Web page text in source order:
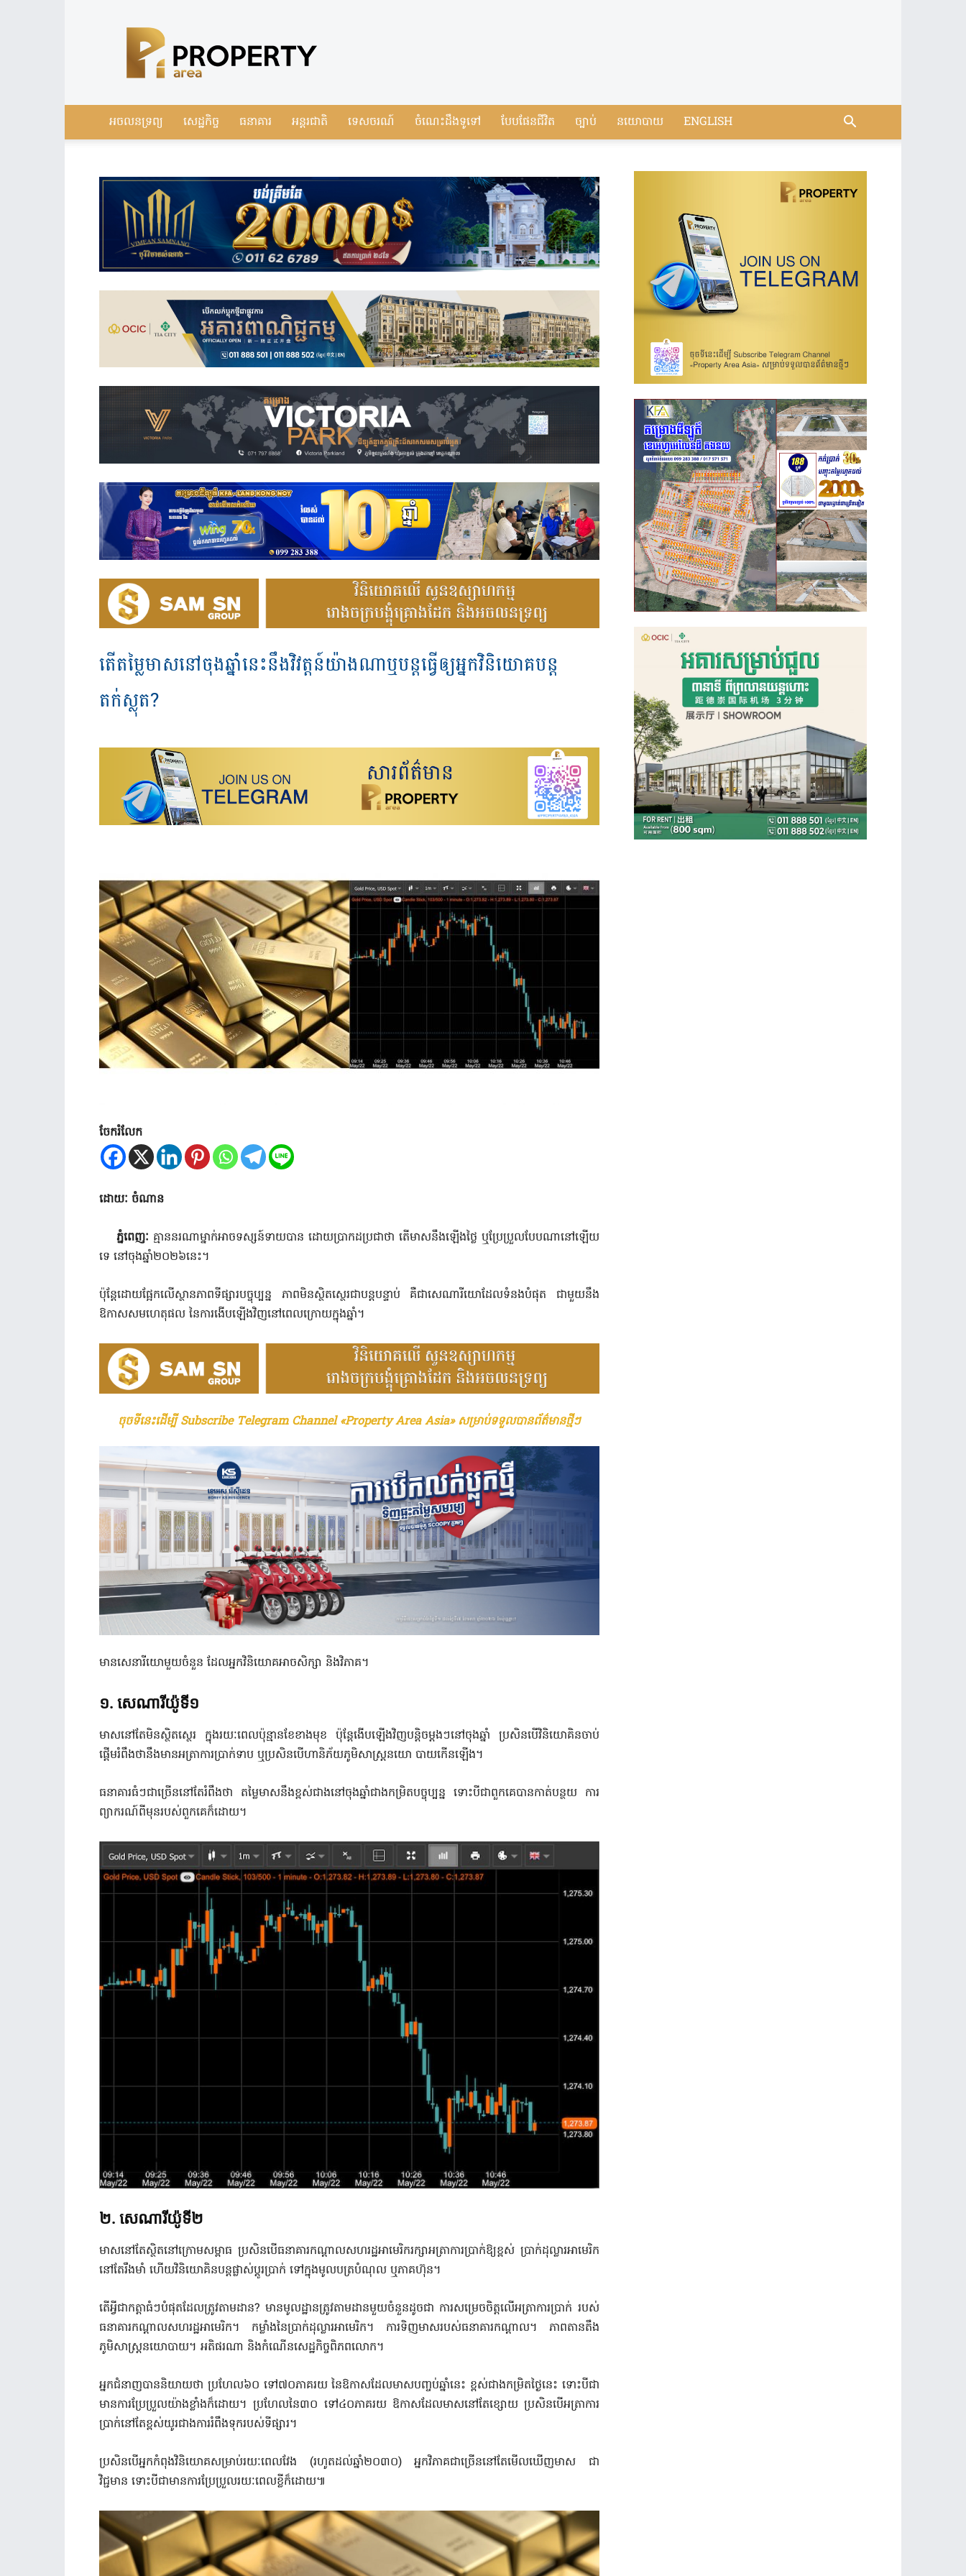
Real
Estate
Cambodia
អចលនទ្រព្យ សេដ្ឋកិច្ច ធនាគារ អន្តរជាតិ ទេសចរណ៍ ចំណេះដឹងទូទៅ បែបផែនជីវិត ច្បាប់ នយោបាយ ENGLISH
តើតម្លៃមាសនៅចុងឆ្នាំនេះនឹងវិវត្តន៍យ៉ាងណាឬបន្តធ្វើឲ្យអ្នកវិនិយោគបន្ត
តក់ស្លុត?
ចែករំលែក
ដោយៈ ចំណាន
ភ្នំពេញៈ គ្មាននរណាម្នាក់អាចទស្សន៍ទាយបាន ដោយប្រាកដប្រជាថា តើមាសនឹងឡើងថ្លៃ ឬប្រែប្រួលបែបណានៅឡើយ
ទេ នៅចុងឆ្នាំ២០២៦នេះ។
ប៉ុន្តែដោយផ្អែកលើស្ថានភាពទីផ្សារបច្ចុប្បន្ន ភាពមិនស្ថិតស្ថេរជាបន្តបន្ទាប់ គឺជាសេណារីយោដែលទំនងបំផុត ជាមួយនឹង
ឱកាសសមហេតុផល នៃការងើបឡើងវិញនៅពេលក្រោយក្នុងឆ្នាំ។
ចុចទីនេះដើម្បី Subscribe Telegram Channel «Property Area Asia» សម្រាប់ទទួលបានព័ត៌មានថ្មីៗ
មានសេនារីយោមួយចំនួន ដែលអ្នកវិនិយោគអាចសិក្សា និងវិភាគ។
១. សេណារីយ៉ូទី១
មាសនៅតែមិនស្ថិតស្ថេរ ក្នុងរយៈពេលប៉ុន្មានខែខាងមុខ ប៉ុន្តែងើបឡើងវិញបន្តិចម្តងៗនៅចុងឆ្នាំ ប្រសិនបើវិនិយោគិនចាប់
ផ្តើមរំពឹងថានឹងមានអត្រាការប្រាក់ទាប ឬប្រសិនបើហានិភ័យភូមិសាស្ត្រនយោ បាយកើនឡើង។
ធនាគារធំៗជាច្រើននៅតែរំពឹងថា តម្លៃមាសនឹងខ្ពស់ជាងនៅចុងឆ្នាំជាងកម្រិតបច្ចុប្បន្ន ទោះបីជាពួកគេបានកាត់បន្ថយ ការ
ព្យាករណ៍ពីមុនរបស់ពួកគេក៏ដោយ។
២. សេណារីយ៉ូទី២
មាសនៅតែស្ថិតនៅក្រោមសម្ពាធ ប្រសិនបើធនាគារកណ្តាលសហរដ្ឋអាមេរិករក្សាអត្រាការប្រាក់ឱ្យខ្ពស់ ប្រាក់ដុល្លារអាមេរិក
នៅតែរឹងមាំ ហើយវិនិយោគិនបន្តផ្លាស់ប្តូរប្រាក់ ទៅក្នុងមូលបត្របំណុល ឬភាគហ៊ុន។
តើអ្វីជាកត្តាធំៗបំផុតដែលត្រូវតាមដាន? មានមូលដ្ឋានត្រូវតាមដានមួយចំនួនដូចជា ការសម្រេចចិត្តលើអត្រាការប្រាក់ របស់
ធនាគារកណ្តាលសហរដ្ឋអាមេរិក។ កម្លាំងនៃប្រាក់ដុល្លារអាមេរិក។ ការទិញមាសរបស់ធនាគារកណ្តាល។ ភាពតានតឹង
ភូមិសាស្ត្រនយោបាយ។ អតិផរណា និងកំណើនសេដ្ឋកិច្ចពិភពលោក។
អ្នកជំនាញបាននិយាយថា ប្រហែល៦០ ទៅ៧០ភាគរយ នៃឱកាសដែលមាសបញ្ចប់ឆ្នាំនេះ ខ្ពស់ជាងកម្រិតថ្ងៃនេះ ទោះបីជា
មានការប្រែប្រួលយ៉ាងខ្លាំងក៏ដោយ។ ប្រហែលនៃ៣០ ទៅ៤០ភាគរយ ឱកាសដែលមាសនៅតែខ្សោយ ប្រសិនបើអត្រាការ
ប្រាក់នៅតែខ្ពស់យូរជាងការរំពឹងទុករបស់ទីផ្សារ។
ប្រសិនបើអ្នកកំពុងវិនិយោគសម្រាប់រយៈពេលវែង (រហូតដល់ឆ្នាំ២០៣០) អ្នកវិភាគជាច្រើននៅតែមើលឃើញមាស ជា
វិជ្ជមាន ទោះបីជាមានការប្រែប្រួលរយៈពេលខ្លីក៏ដោយ៕